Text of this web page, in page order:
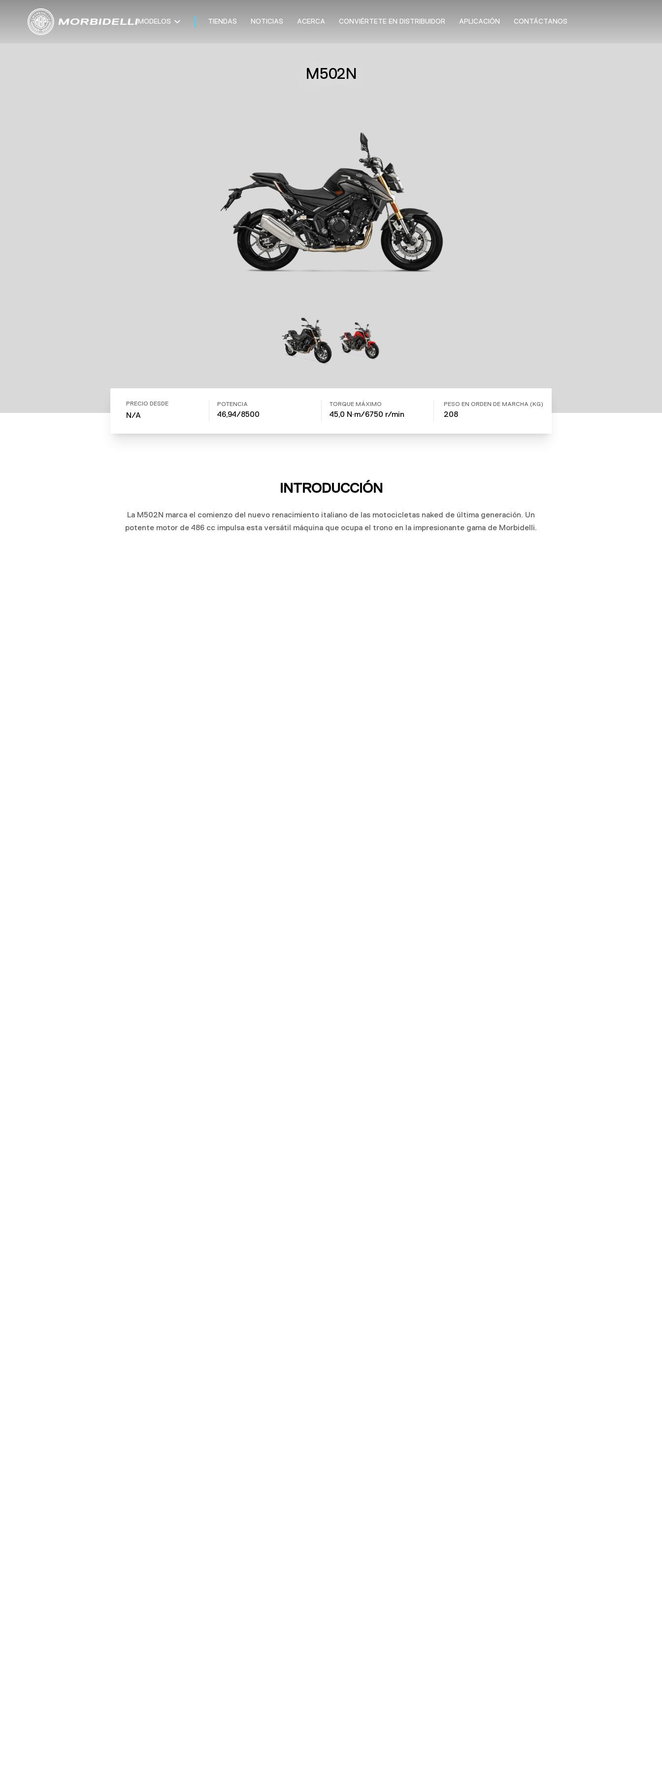
MODELOS TIENDAS NOTICIAS ACERCA CONVIÉRTETE EN DISTRIBUIDOR APLICACIÓN CONTÁCTANOS
M502N
PRECIO DESDE
N/A
POTENCIA
46,94/8500
TORQUE MÁXIMO
45,0 N·m/6750 r/min
PESO EN ORDEN DE MARCHA (KG)
208
INTRODUCCIÓN
La M502N marca el comienzo del nuevo renacimiento italiano de las motocicletas naked de última generación. Un
potente motor de 486 cc impulsa esta versátil máquina que ocupa el trono en la impresionante gama de Morbidelli.